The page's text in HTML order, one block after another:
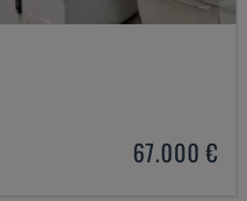
67.000 €